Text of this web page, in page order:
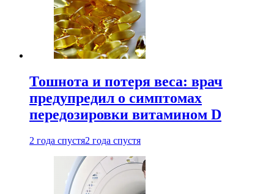
Тошнота и потеря веса: врач
предупредил о симптомах
передозировки витамином D
2 года спустя2 года спустя